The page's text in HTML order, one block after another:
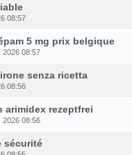
08:57
5 mg prix belgique
2026 08:57
senza ricetta
08:56
arimidex rezeptfrei
2026 08:56
sécurité